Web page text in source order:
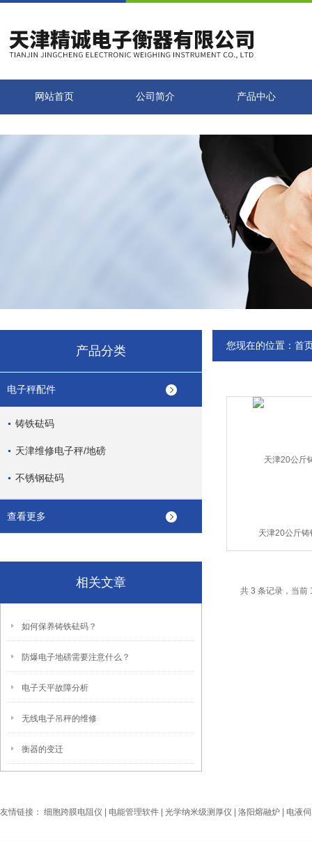
网站首页 公司简介 产品中心
产品分类
电子秤配件
铸铁砝码
天津维修电子秤/地磅
不锈钢砝码
查看更多
相关文章
如何保养铸铁砝码？
防爆电子地磅需要注意什么？
电子天平故障分析
无线电子吊秤的维修
衡器的变迁
您现在的位置： 首
天津20公斤铸
共 3 条记录，当
友情链接： 细胞跨膜电阻仪 电能管理软件 光学纳米级测厚仪 洛阳熔融炉 电液